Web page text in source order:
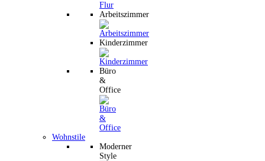
Arbeitszimmer
Kinderzimmer
Büro
&
Office
Wohnstile
Moderner
Style